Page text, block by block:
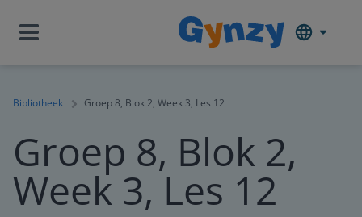
Bibliotheek Groep 8, Blok 2, Week 3, Les 12
Groep 8, Blok 2,
Week 3, Les 12